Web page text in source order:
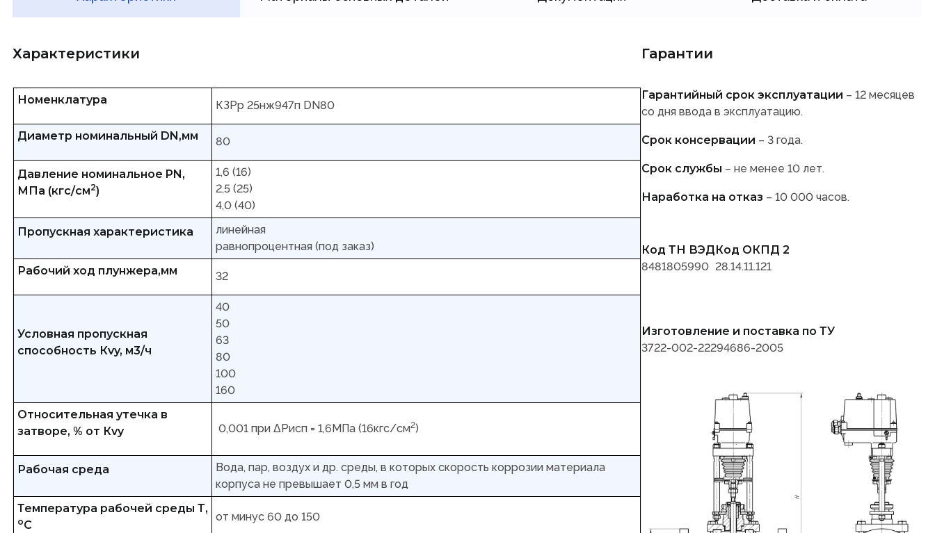
Характеристики
Номенклатура КЗРр 25нж947п DN80
Диаметр номинальный DN,мм 80
Давление номинальное PN,
МПа (кгс/см2)
1,6 (16)
2,5 (25)
4,0 (40)
Пропускная характеристика
линейная
равнопроцентная (под заказ)
Рабочий ход плунжера,мм
32
Условная пропускная
способность Кvy, м3/ч
40
50
63
80
100
160
Относительная утечка в
затворе, % от Кvy
0,001 при ΔРисп = 1,6МПа (16кгс/см2)
Рабочая среда
Вода, пар, воздух и др. среды, в которых скорость коррозии материала
корпуса не превышает 0,5 мм в год
Температура рабочей среды Т,
оС
от минус 60 до 150
Гарантии
Гарантийный срок эксплуатации – 12 месяцев
со дня ввода в эксплуатацию.
Срок консервации – 3 года.
Срок службы – не менее 10 лет.
Наработка на отказ – 10 000 часов.
Код ТН ВЭД
8481805990
Код ОКПД 2
28.14.11.121
Изготовление и поставка по ТУ
3722-002-22294686-2005